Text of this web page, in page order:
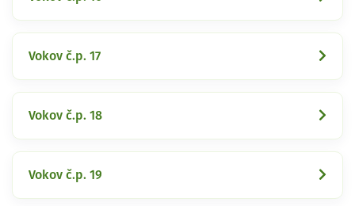
Vokov č.p. 17
Vokov č.p. 18
Vokov č.p. 19